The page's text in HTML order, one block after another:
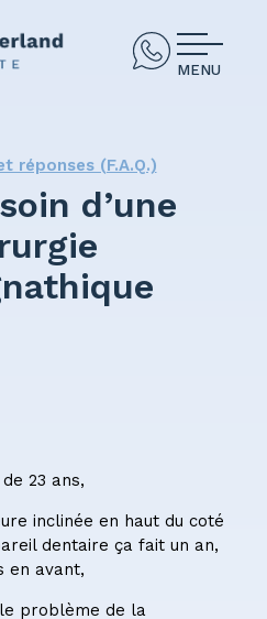
MENU
réponses (F.A.Q.)
d’une
23 ans,
inclinée en haut du coté
dentaire ça fait un an,
en avant,
problème de la